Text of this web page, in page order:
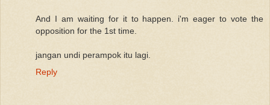
And I am waiting for it to happen. i'm eager to vote the
opposition for the 1st time.
jangan undi perampok itu lagi.
Reply